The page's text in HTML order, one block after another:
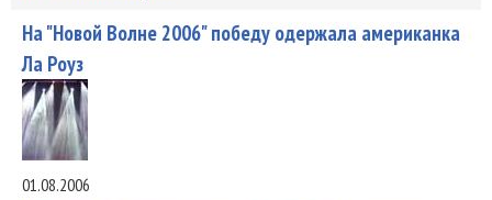
На "Новой Волне 2006" победу одержала американка
Ла Роуз
01.08.2006